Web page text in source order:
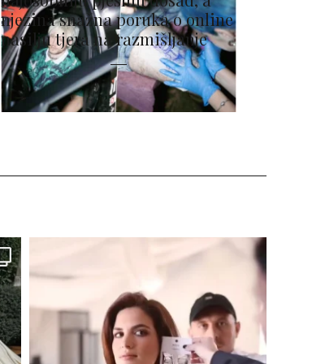
njezina snažna poruka o online
nasilju tjera na razmišljanje